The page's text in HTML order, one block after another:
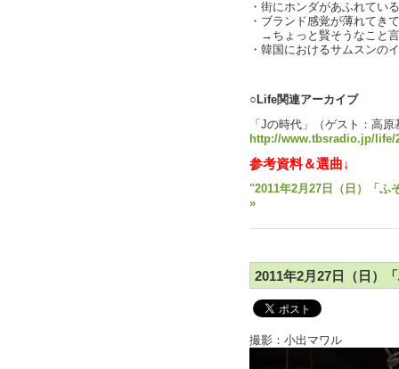
・街にホンダがあふれてい
・ブランド感覚が薄れてき
→ちょっと賢そうなこと
・韓国におけるサムスンの
○Life関連アーカイブ
「Jの時代」（ゲスト：高原
http://www.tbsradio.jp/life/
参考資料＆選曲↓
"2011年2月27日（日）「ふ
»
2011年2月27日（日）
撮影：小出マワル